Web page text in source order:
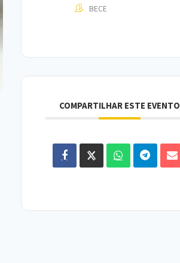
BECE
COMPARTILHAR ESTE EVENTO